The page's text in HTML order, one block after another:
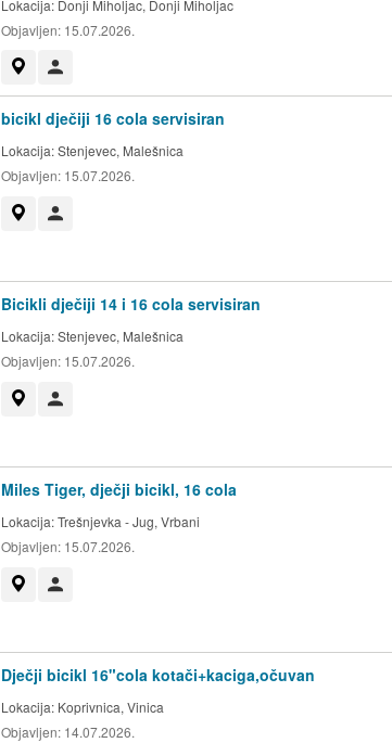
Lokacija: Donji Miholjac, Donji Miholjac
Objavljen: 15.07.2026.
bicikl dječiji 16 cola servisiran
Lokacija:Stenjevec, Malešnica
Objavljen: 15.07.2026.
Bicikli dječiji 14 i 16 cola servisiran
Lokacija:Stenjevec, Malešnica
Objavljen: 15.07.2026.
Miles Tiger, dječji bicikl, 16 cola
Lokacija:Trešnjevka - Jug, Vrbani
Objavljen: 15.07.2026.
Dječji bicikl 16"cola kotači+kaciga,očuvan
Lokacija: Koprivnica, Vinica
Objavljen: 14.07.2026.